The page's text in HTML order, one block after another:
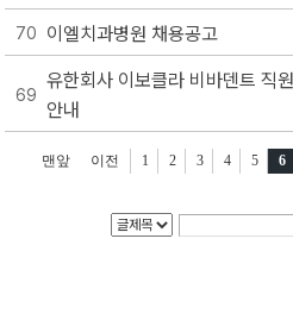
70 이엘치과병원 채용공고
69
유한회사 이보클라 비바덴트 직
안내
맨앞 이전 1 2 3 4 5 6